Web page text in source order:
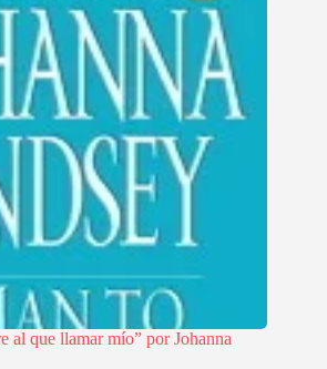
al que llamar mío” por Johanna